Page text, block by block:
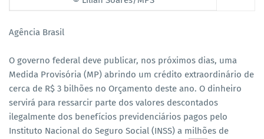
Agência Brasil
O governo federal deve publicar, nos próximos dias, uma
Medida Provisória (MP) abrindo um crédito extraordinário de
cerca de R$ 3 bilhões no Orçamento deste ano. O dinheiro
servirá para ressarcir parte dos valores descontados
ilegalmente dos benefícios previdenciários pagos pelo
Instituto Nacional do Seguro Social (INSS) a milhões de